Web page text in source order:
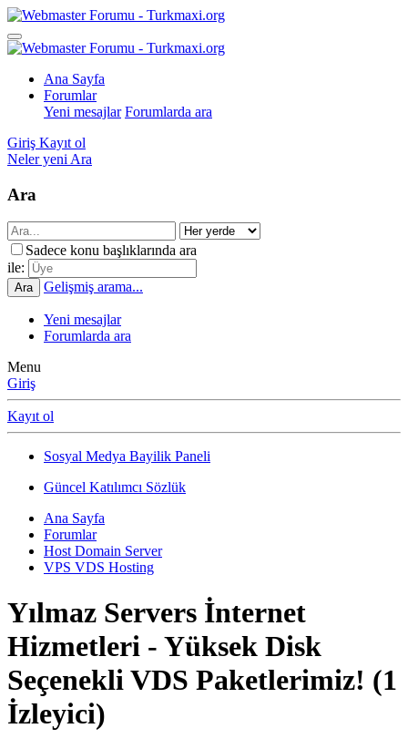
Ana Sayfa
Forumlar
Yeni mesajlar Forumlarda ara
Giriş Kayıt ol
Neler yeni Ara
Ara
Sadece konu başlıklarında ara
ile:
Ara Gelişmiş arama...
Yeni mesajlar
Forumlarda ara
Menu
Giriş
Kayıt ol
Sosyal Medya Bayilik Paneli
Güncel Katılımcı Sözlük
Ana Sayfa
Forumlar
Host Domain Server
VPS VDS Hosting
Yılmaz Servers İnternet
Hizmetleri - Yüksek Disk
Seçenekli VDS Paketlerimiz! (1
İzleyici)